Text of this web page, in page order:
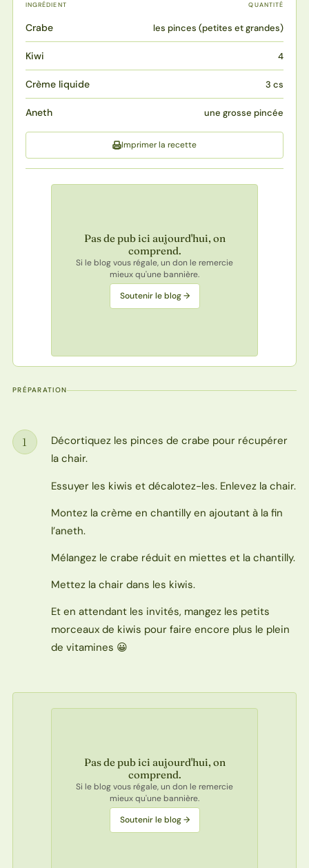
INGRÉDIENT QUANTITÉ
Crabe les pinces (petites et grandes)
Kiwi 4
Crème liquide 3 cs
Aneth une grosse pincée
Imprimer la recette
Pas de pub ici aujourd'hui, on
comprend.
Si le blog vous régale, un don le remercie
mieux qu'une bannière.
Soutenir le blog →
PRÉPARATION
Étape
1
Décortiquez les pinces de crabe pour récupérer
la chair.
Essuyer les kiwis et décalotez-les. Enlevez la chair.
Montez la crème en chantilly en ajoutant à la fin
l’aneth.
Mélangez le crabe réduit en miettes et la chantilly.
Mettez la chair dans les kiwis.
Et en attendant les invités, mangez les petits
morceaux de kiwis pour faire encore plus le plein
de vitamines 😀
Pas de pub ici aujourd'hui, on
comprend.
Si le blog vous régale, un don le remercie
mieux qu'une bannière.
Soutenir le blog →